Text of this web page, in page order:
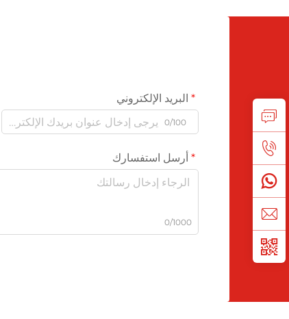
البريد الإلكتروني
0/100
أرسل استفسارك
0/1000